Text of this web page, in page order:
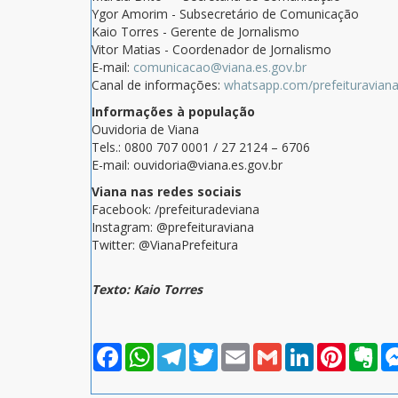
Ygor Amorim - Subsecretário de Comunicação
Kaio Torres - Gerente de Jornalismo
Vitor Matias - Coordenador de Jornalismo
E-mail: comunicacao@viana.es.gov.br
Canal de informações: whatsapp.com/prefeituraviana
Informações à população
Ouvidoria de Viana
Tels.: 0800 707 0001 / 27 2124 – 6706
E-mail: ouvidoria@viana.es.gov.br
Viana nas redes sociais
Facebook: /prefeituradeviana
Instagram: @prefeituraviana
Twitter: @VianaPrefeitura
Texto: Kaio Torres
FacebookWhatsAppTelegramTwitterEmail Gmail LinkedInPinterest